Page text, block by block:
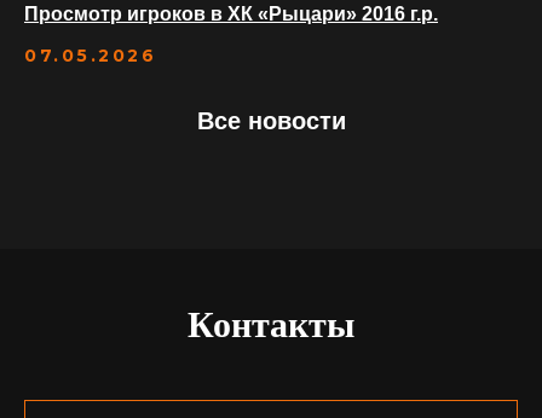
Просмотр игроков в ХК «Рыцари» 2016 г.р.
07.05.2026
Все новости
Контакты
Порядок использования билетов и абонементов